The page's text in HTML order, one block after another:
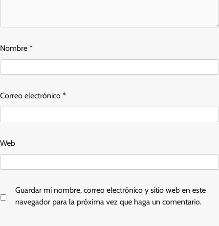
Nombre *
Correo electrónico *
Web
Guardar mi nombre, correo electrónico y sitio web en este
navegador para la próxima vez que haga un comentario.